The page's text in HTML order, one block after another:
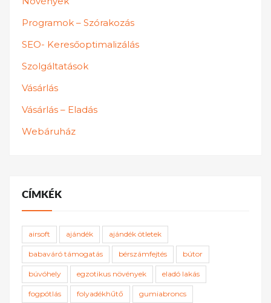
Programok – Szórakozás
SEO- Keresőoptimalizálás
Szolgáltatások
Vásárlás
Vásárlás – Eladás
Webáruház
CÍMKÉK
airsoft ajándék ajándék ötletek
babaváró támogatás bérszámfejtés bútor
búvóhely egzotikus növények eladó lakás
fogpótlás folyadékhűtő gumiabroncs